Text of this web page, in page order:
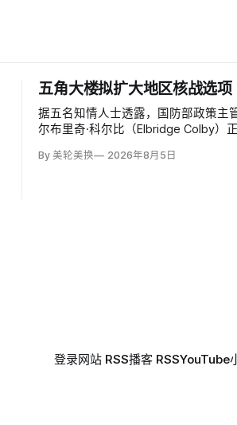
五角大楼拟扩大地区核战选项
据五名知情人士透露，国防部政策主
尔布里奇·科尔比（Elbridge Colby）
斯发生地区战争时扩大短程战术核武器
By 美轮美换 2026年8月5日
登录网站 RSS播客 RSSYouTube